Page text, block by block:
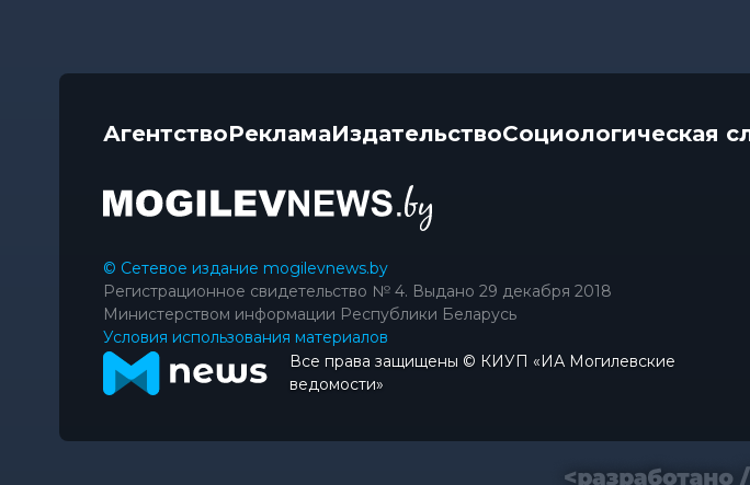
АгентствоРекламаИздательствоСоциологическая
© Сетевое издание mogilevnews.by
Регистрационное свидетельство № 4. Выдано 29 декабря 2018
Министерством информации Республики Беларусь
Условия использования материалов
Все права защищены © КИУП «ИА Могилевские
ведомости»